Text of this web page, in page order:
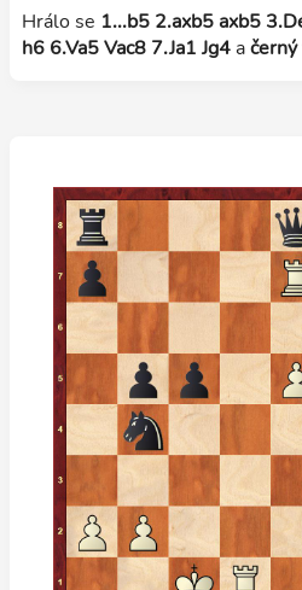
Hrálo se 1...b5 2.axb5 axb5
h6 6.Va5 Vac8 7.Ja1 Jg4a